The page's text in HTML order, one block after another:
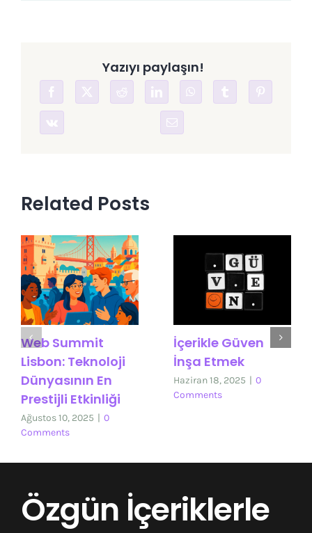
Yazıyı paylaşın!
Related Posts
Web Summit
Lisbon: Teknoloji
Dünyasının En
Prestijli Etkinliği
Ağustos 10, 2025 | 0
Comments
İçerikle Güven
İnşa Etmek
Haziran 18, 2025 | 0
Comments
Özgün İçeriklerle